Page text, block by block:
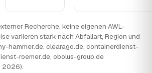
Recherche, keine eigenen AWL-
variieren stark nach Abfallart, Region und
hammer.de, clearago.de, containerdienst-
roemer.de, obolus-group.de
2026).